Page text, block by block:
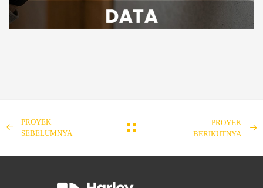
PROYEK
SEBELUMNYA
PROYEK
BERIKUTNYA